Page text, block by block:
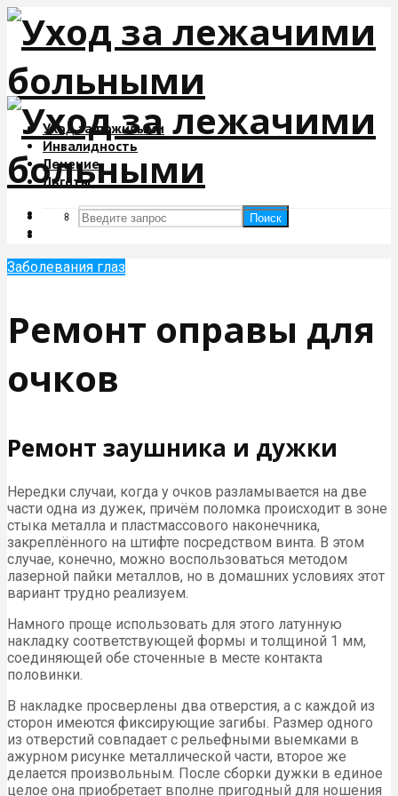
Уход за пожилыми
Инвалидность
Лечение
Льготы
Поиск
Поиск
Заболевания глаз
Ремонт оправы для
очков
Ремонт заушника и дужки
Нередки случаи, когда у очков разламывается на две
части одна из дужек, причём поломка происходит в зоне
стыка металла и пластмассового наконечника,
закреплённого на штифте посредством винта. В этом
случае, конечно, можно воспользоваться методом
лазерной пайки металлов, но в домашних условиях этот
вариант трудно реализуем.
Намного проще использовать для этого латунную
накладку соответствующей формы и толщиной 1 мм,
соединяющей обе сточенные в месте контакта
половинки.
В накладке просверлены два отверстия, а с каждой из
сторон имеются фиксирующие загибы. Размер одного
из отверстий совпадает с рельефными выемками в
ажурном рисунке металлической части, второе же
делается произвольным. После сборки дужки в единое
целое она приобретает вполне пригодный для ношения